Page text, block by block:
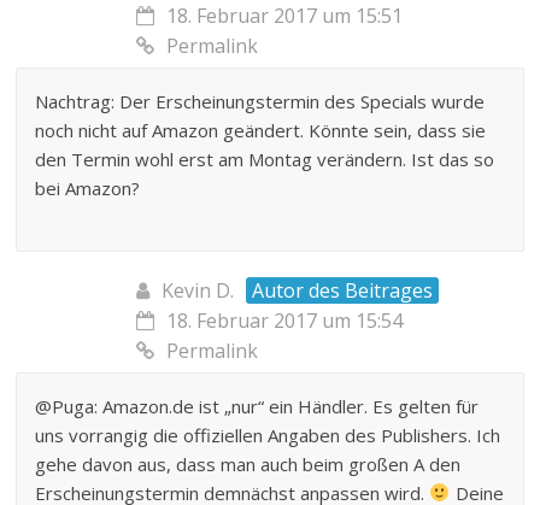
18. Februar 2017 um 15:51
Permalink
Nachtrag: Der Erscheinungstermin des Specials wurde
noch nicht auf Amazon geändert. Könnte sein, dass sie
den Termin wohl erst am Montag verändern. Ist das so
bei Amazon?
Kevin D.
Autor des Beitrages
18. Februar 2017 um 15:54
Permalink
@Puga: Amazon.de ist „nur“ ein Händler. Es gelten für
uns vorrangig die offiziellen Angaben des Publishers. Ich
gehe davon aus, dass man auch beim großen A den
Erscheinungstermin demnächst anpassen wird.
Deine